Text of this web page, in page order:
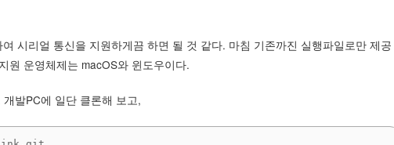
시리얼 통신을 지원하게끔 하면 될 것 같다. 마침 기존까진 실행파일로만 제공
원 운영체제는 macOS와 윈도우이다.
발PC에 일단 클론해 보고,